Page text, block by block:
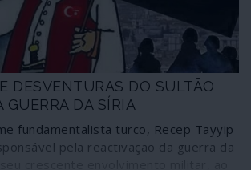
DESVENTURAS DO SULTÃO
GUERRA DA SÍRIA
fundamentalista turco, Recep Tayyip
pela reactivação da guerra da